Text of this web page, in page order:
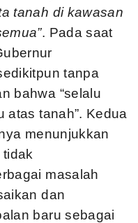
tanah di kawasan
. Pada saat
tanpa
bahwa “selalu
atas tanah”. Kedua
menunjukkan
masalah
dan
baru sebagai